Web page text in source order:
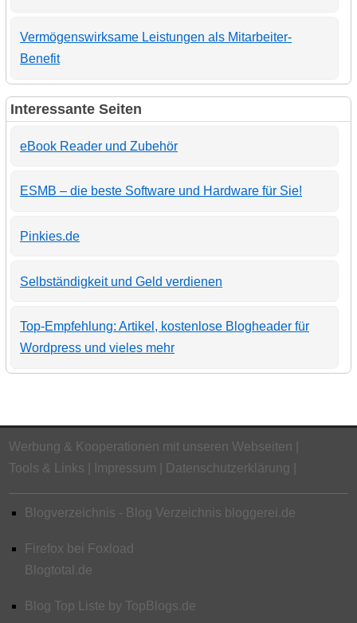
Vermögenswirksame Leistungen als Mitarbeiter-
Benefit
Interessante Seiten
eBook Reader und Zubehör
ESMB – die beste Software und Hardware für Sie!
Pinkies.de
Selbständigkeit und Geld verdienen
Top-Empfehlung: Artikel, kostenlose Blogheader für
Wordpress und vieles mehr
Werbung & Kooperationen mit unseren Webseiten
Tools & Links
Impressum Datenschutzerklärung
Blogverzeichnis - Blog Verzeichnis bloggerei.de
Firefox bei Foxload
Blogtotal.de
Blog Top Liste by TopBlogs.de